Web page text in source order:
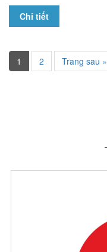
Chi tiết
1 2 Trang sau »